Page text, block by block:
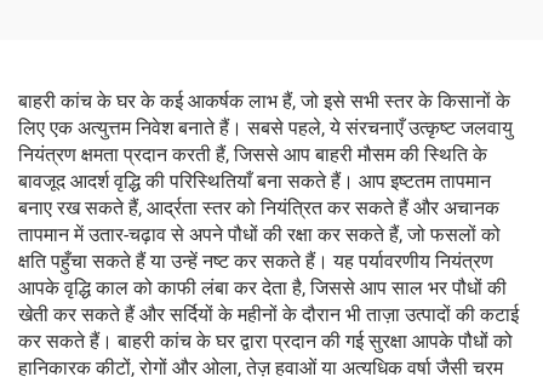
बाहरी कांच के घर के कई आकर्षक लाभ हैं, जो इसे सभी स्तर के किसानों के
लिए एक अत्युत्तम निवेश बनाते हैं। सबसे पहले, ये संरचनाएँ उत्कृष्ट जलवायु
नियंत्रण क्षमता प्रदान करती हैं, जिससे आप बाहरी मौसम की स्थिति के
बावजूद आदर्श वृद्धि की परिस्थितियाँ बना सकते हैं। आप इष्टतम तापमान
बनाए रख सकते हैं, आर्द्रता स्तर को नियंत्रित कर सकते हैं और अचानक
तापमान में उतार-चढ़ाव से अपने पौधों की रक्षा कर सकते हैं, जो फसलों को
क्षति पहुँचा सकते हैं या उन्हें नष्ट कर सकते हैं। यह पर्यावरणीय नियंत्रण
आपके वृद्धि काल को काफी लंबा कर देता है, जिससे आप साल भर पौधों की
खेती कर सकते हैं और सर्दियों के महीनों के दौरान भी ताज़ा उत्पादों की कटाई
कर सकते हैं। बाहरी कांच के घर द्वारा प्रदान की गई सुरक्षा आपके पौधों को
हानिकारक कीटों, रोगों और ओला, तेज़ हवाओं या अत्यधिक वर्षा जैसी चरम